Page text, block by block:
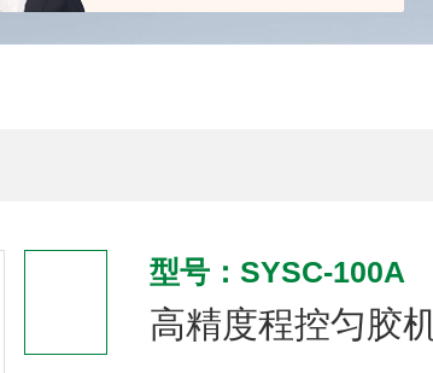
型号：SYSC-100A
高精度程控匀胶